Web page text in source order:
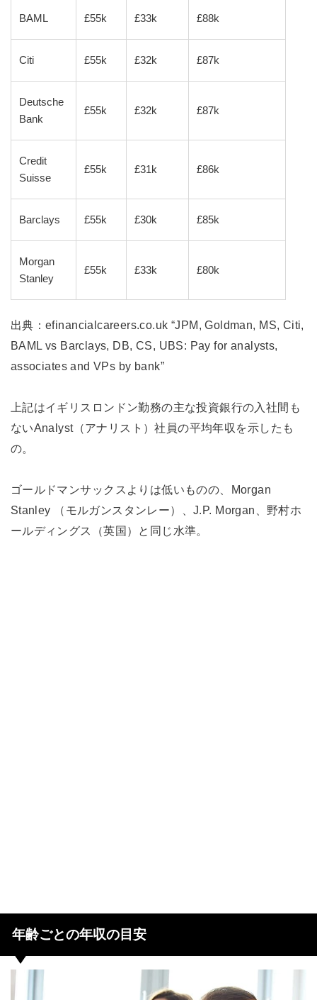
BAML £55k £33k £88k
Citi £55k £32k £87k
Deutsche
Bank
£55k £32k £87k
Credit
Suisse
£55k £31k £86k
Barclays £55k £30k £85k
Morgan
Stanley
£55k £33k £80k
出典：efinancialcareers.co.uk “JPM, Goldman, MS, Citi,
BAML vs Barclays, DB, CS, UBS: Pay for analysts,
associates and VPs by bank”
上記はイギリスロンドン勤務の主な投資銀行の入社間も
ないAnalyst（アナリスト）社員の平均年収を示したも
の。
ゴールドマンサックスよりは低いものの、Morgan
Stanley （モルガンスタンレー）、J.P. Morgan、野村ホ
ールディングス（英国）と同じ水準。
年齢ごとの年収の目安